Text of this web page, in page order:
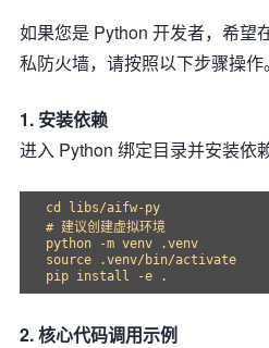
如果您是 Python 开发者，希望
私防火墙，请按照以下步骤操作。
1. 安装依赖
进入 Python 绑定目录并安装依赖
cd libs/aifw-py
# 建议创建虚拟环境
python -m venv .venv
source .venv/bin/activate
2. 核心代码调用示例